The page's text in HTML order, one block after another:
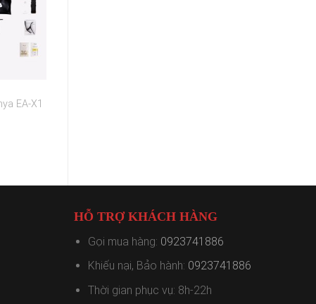
EA-X1
HỖ TRỢ KHÁCH HÀNG
Gọi mua hàng: 0923741886
Khiếu nại, Bảo hành: 0923741886
Thời gian phục vụ: 8h-22h